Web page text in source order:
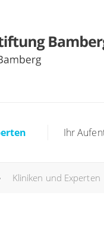
Ihr
Kliniken und Experten